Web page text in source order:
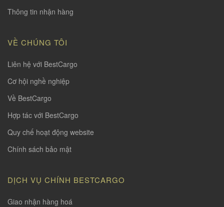
Thông tin nhận hàng
VỀ CHÚNG TÔI
Liên hệ với BestCargo
Cơ hội nghề nghiệp
Về BestCargo
Hợp tác với BestCargo
Quy chế hoạt động website
Chính sách bảo mật
DỊCH VỤ CHÍNH BESTCARGO
Giao nhận hàng hoá